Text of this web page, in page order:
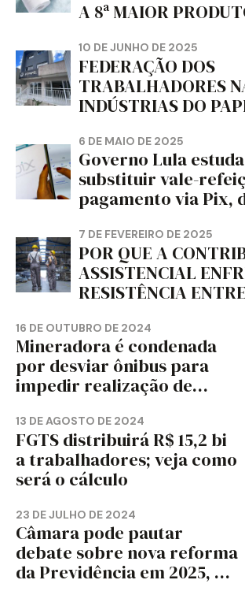
A 8ª MAIOR
MUNDO, DIZ FITCH
10 DE JUNHO DE 2025
FEDERAÇÃO DOS
TRABALHADORES
INDÚSTRIAS DO
CORTIÇA E
PAPEL DO ESTADO DO
PARANÁ –
6 DE MAIO DE 2025
Governo Lula estuda
substituir vale-
pagamento via Pix,
7 DE FEVEREIRO DE 2025
POR QUE A
ASSISTENCIAL
RESISTÊNCIA
16 DE OUTUBRO DE 2024
Mineradora é condenada
por desviar ônibus para
impedir realização de
13 DE AGOSTO DE 2024
FGTS distribuirá R$ 15,2 bi
a trabalhadores; veja como
será o cálculo
23 DE JULHO DE 2024
Câmara pode pautar
debate sobre nova reforma
da Previdência em 2025, diz